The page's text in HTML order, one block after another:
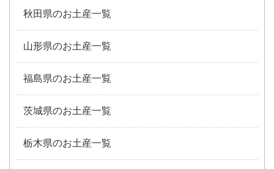
秋田県のお土産一覧
山形県のお土産一覧
福島県のお土産一覧
茨城県のお土産一覧
栃木県のお土産一覧